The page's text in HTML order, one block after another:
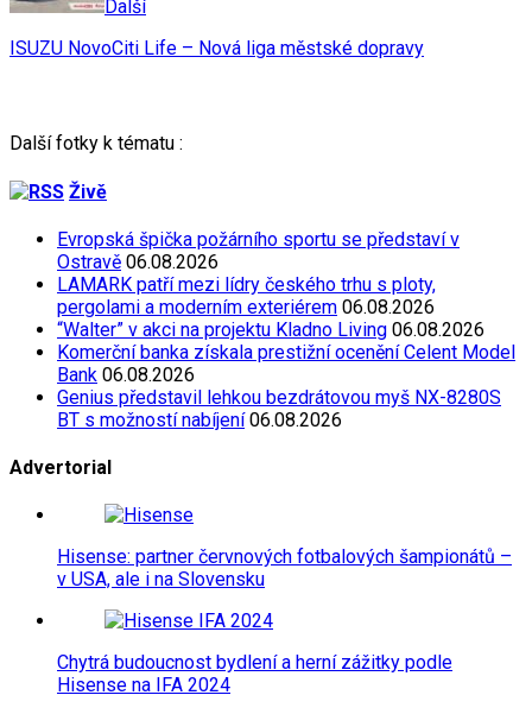
Další
ISUZU NovoCiti Life – Nová liga městské dopravy
Další fotky k tématu :
Živě
Evropská špička požárního sportu se představí v
Ostravě 06.08.2026
LAMARK patří mezi lídry českého trhu s ploty,
pergolami a moderním exteriérem 06.08.2026
“Walter” v akci na projektu Kladno Living 06.08.2026
Komerční banka získala prestižní ocenění Celent Model
Bank 06.08.2026
Genius představil lehkou bezdrátovou myš NX-8280S
BT s možností nabíjení 06.08.2026
Advertorial
Hisense: partner červnových fotbalových šampionátů –
v USA, ale i na Slovensku
Chytrá budoucnost bydlení a herní zážitky podle
Hisense na IFA 2024